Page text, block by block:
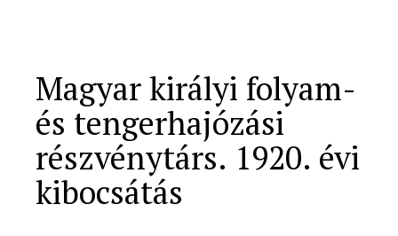
Magyar királyi folyam-
és tengerhajózási
részvénytárs. 1920. évi
kibocsátás